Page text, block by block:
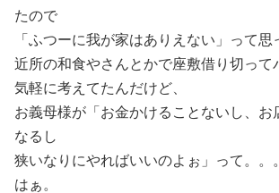
たので
「ふつーに我が家はありえない」って思
近所の和食やさんとかで座敷借り切って
気軽に考えてたんだけど、
お義母様が「お金かけることないし、お
なるし
狭いなりにやればいいのよぉ」って。。
はぁ。